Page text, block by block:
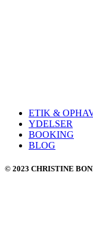
ETIK &
YDELSER
BOOKING
BLOG
© 2023 CHRISTINE